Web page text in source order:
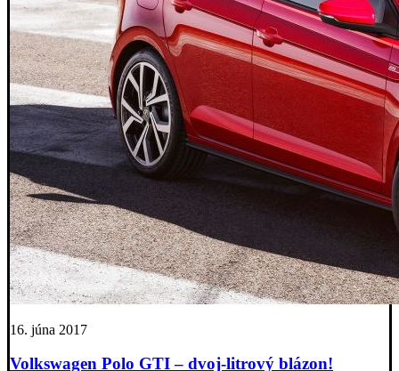
16. júna 2017
Volkswagen Polo GTI – dvoj-litrový blázon!